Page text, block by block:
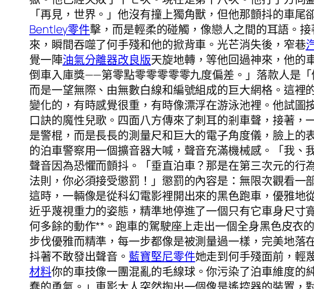
「再見，世界。」他沒有撞上獨角獸，但他那顫抖的車
Bentley零件擊，而是輕柔的碰觸，像戀人之間的耳語。
來，瞬間吞噬了何手殘和他的掀背車。光芒消失後，窄巷
覺一陣油氣分離器改良版天旋地轉，等他回過神來，他的
倒車入庫獎——第零點零零零零零九度偏差。」落款人是
而是一望無際、由無數白線和編號組成的巨大網格。這
變化的，有時感覺很重，有時像漂浮在游泳池裡。他試
口訣的魔性兒歌。四面八方傳來了刺耳的剎車聲，接著
是警棍，而是長長的測量尺和巨大的電子角度儀，臉上
的泊車警察用一個擴音器大喊，聲音充滿機械感。「我
聲音因為恐懼而顫抖。「垂直泊車？那是在第三次元的
法則，你必須接受懲罰！」懲罰的內容是：無限次觀看
這時，一輛像是從科幻電影裡開出來的黑色跑車，優雅
近乎蔑視重力的姿態，精準地停進了一個只有它車身尺
何多餘的動作**。跑車的駕駛座上走出一個全身黑色皮衣
步伐優雅而精準，每一步都像是被測量過一樣，完美地
抖著不敢發出聲音。 藍寶堅尼零件她走到何手殘面前，輕
材料你的車技像一團混亂的毛線球。你污染了泊車維度